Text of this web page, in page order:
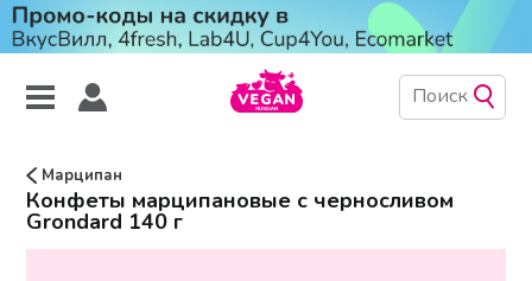
Марципан
Конфеты марципановые с черносливом
Grondard 140 г